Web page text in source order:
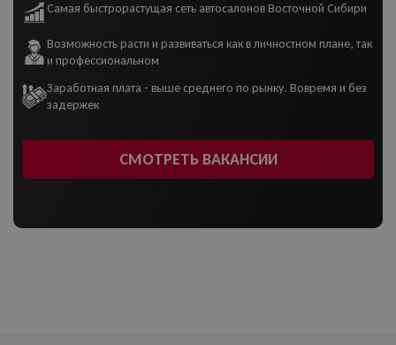
Самая быстрорастущая сеть автосалонов Восточной Сибири
Возможность расти и развиваться как в личностном плане, так
и профессиональном
Заработная плата - выше среднего по рынку. Вовремя и без
задержек
СМОТРЕТЬ ВАКАНСИИ